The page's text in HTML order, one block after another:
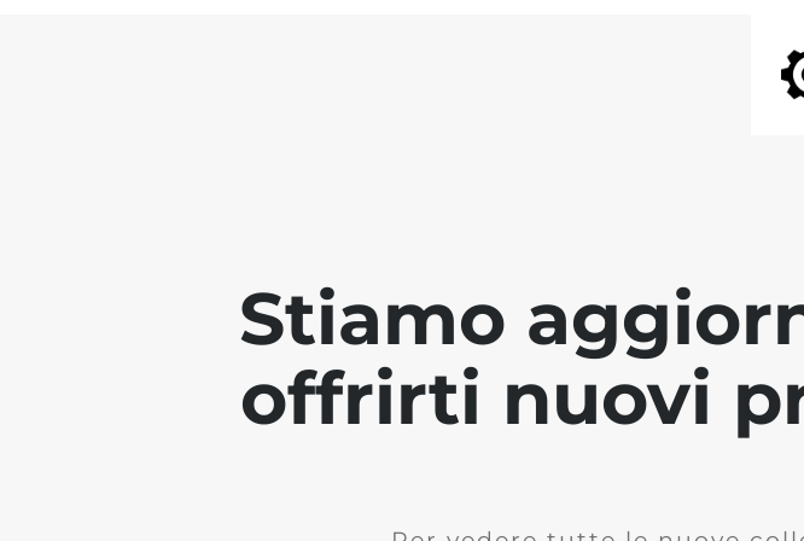
Stiamo
offrirti nuovi